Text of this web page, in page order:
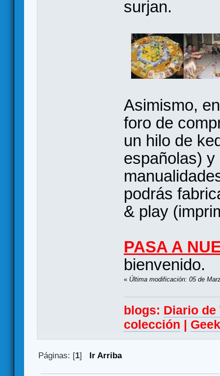
surjan.
Asimismo,
foro de
un hilo de
españolas)
podrás
& play
PASA A
bienvenido.
« Última modificación: 05 de
blogs: Diario
colección |
Páginas: [1] Ir Arriba